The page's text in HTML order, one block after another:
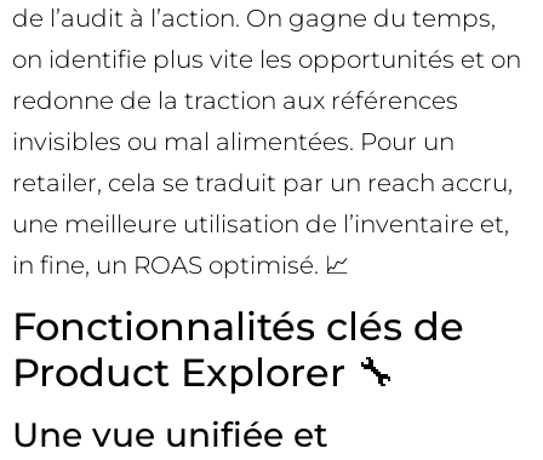
de l’audit à l’action. On gagne du temps,
on identifie plus vite les opportunités et on
redonne de la traction aux références
invisibles ou mal alimentées. Pour un
retailer, cela se traduit par un reach accru,
une meilleure utilisation de l’inventaire et,
in fine, un ROAS optimisé. 📈
Fonctionnalités clés de
Product Explorer 🔧
Une vue unifiée et